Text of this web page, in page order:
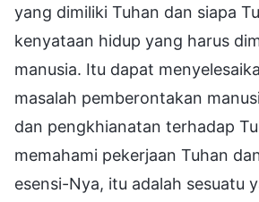
yang dimiliki Tuhan dan siapa
kenyataan hidup yang harus
manusia. Itu dapat
masalah pemberontakan
dan pengkhianatan terhadap
memahami pekerjaan Tuhan
esensi-Nya, itu adalah sesuatu